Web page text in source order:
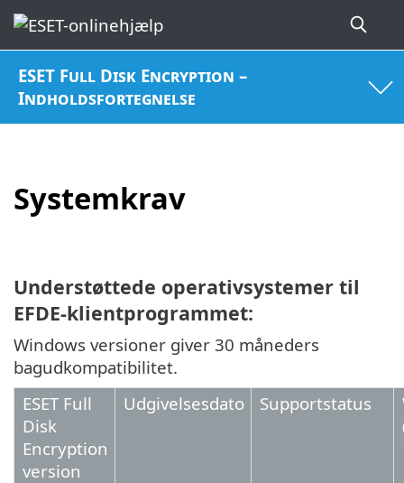
ESET Full Disk Encryption –
Indholdsfortegnelse
Systemkrav
Understøttede operativsystemer til
EFDE-klientprogrammet:
Windows versioner giver 30 måneders
bagudkompatibilitet.
ESET Full
Disk
Encryption
version
Udgivelsesdato Supportstatus